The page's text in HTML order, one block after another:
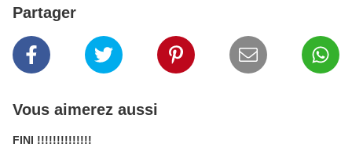
Partager
Vous aimerez aussi
FINI !!!!!!!!!!!!!!